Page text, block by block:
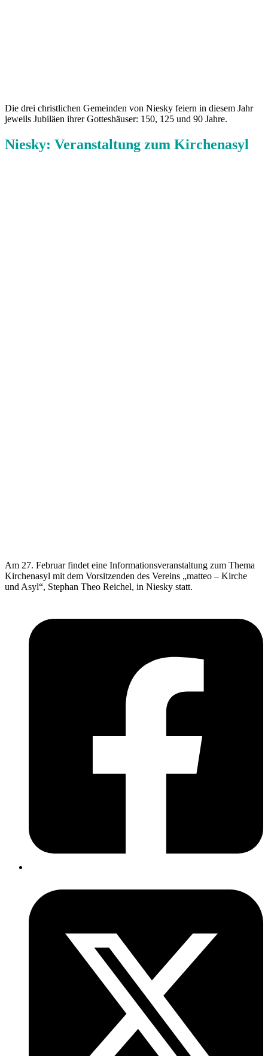
Die drei christlichen Gemeinden von Niesky feiern in diesem Jahr
jeweils Jubiläen ihrer Gotteshäuser: 150, 125 und 90 Jahre.
Niesky: Veranstaltung zum Kirchenasyl
Am 27. Februar findet eine Informationsveranstaltung zum Thema
Kirchenasyl mit dem Vorsitzenden des Vereins „matteo – Kirche
und Asyl“, Stephan Theo Reichel, in Niesky statt.